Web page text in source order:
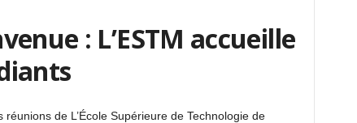
: L’ESTM accueille
de L’École Supérieure de Technologie de